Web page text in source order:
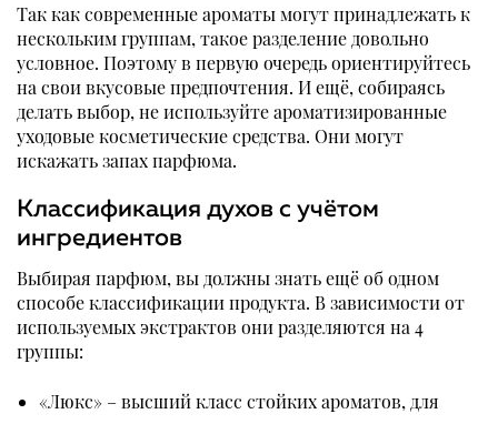
Так как современные ароматы могут принадлежать к
нескольким группам, такое разделение довольно
условное. Поэтому в первую очередь ориентируйтесь
на свои вкусовые предпочтения. И ещё, собираясь
делать выбор, не используйте ароматизированные
уходовые косметические средства. Они могут
искажать запах парфюма.
Классификация духов с учётом
ингредиентов
Выбирая парфюм, вы должны знать ещё об одном
способе классификации продукта. В зависимости от
используемых экстрактов они разделяются на 4
группы:
«Люкс» – высший класс стойких ароматов, для